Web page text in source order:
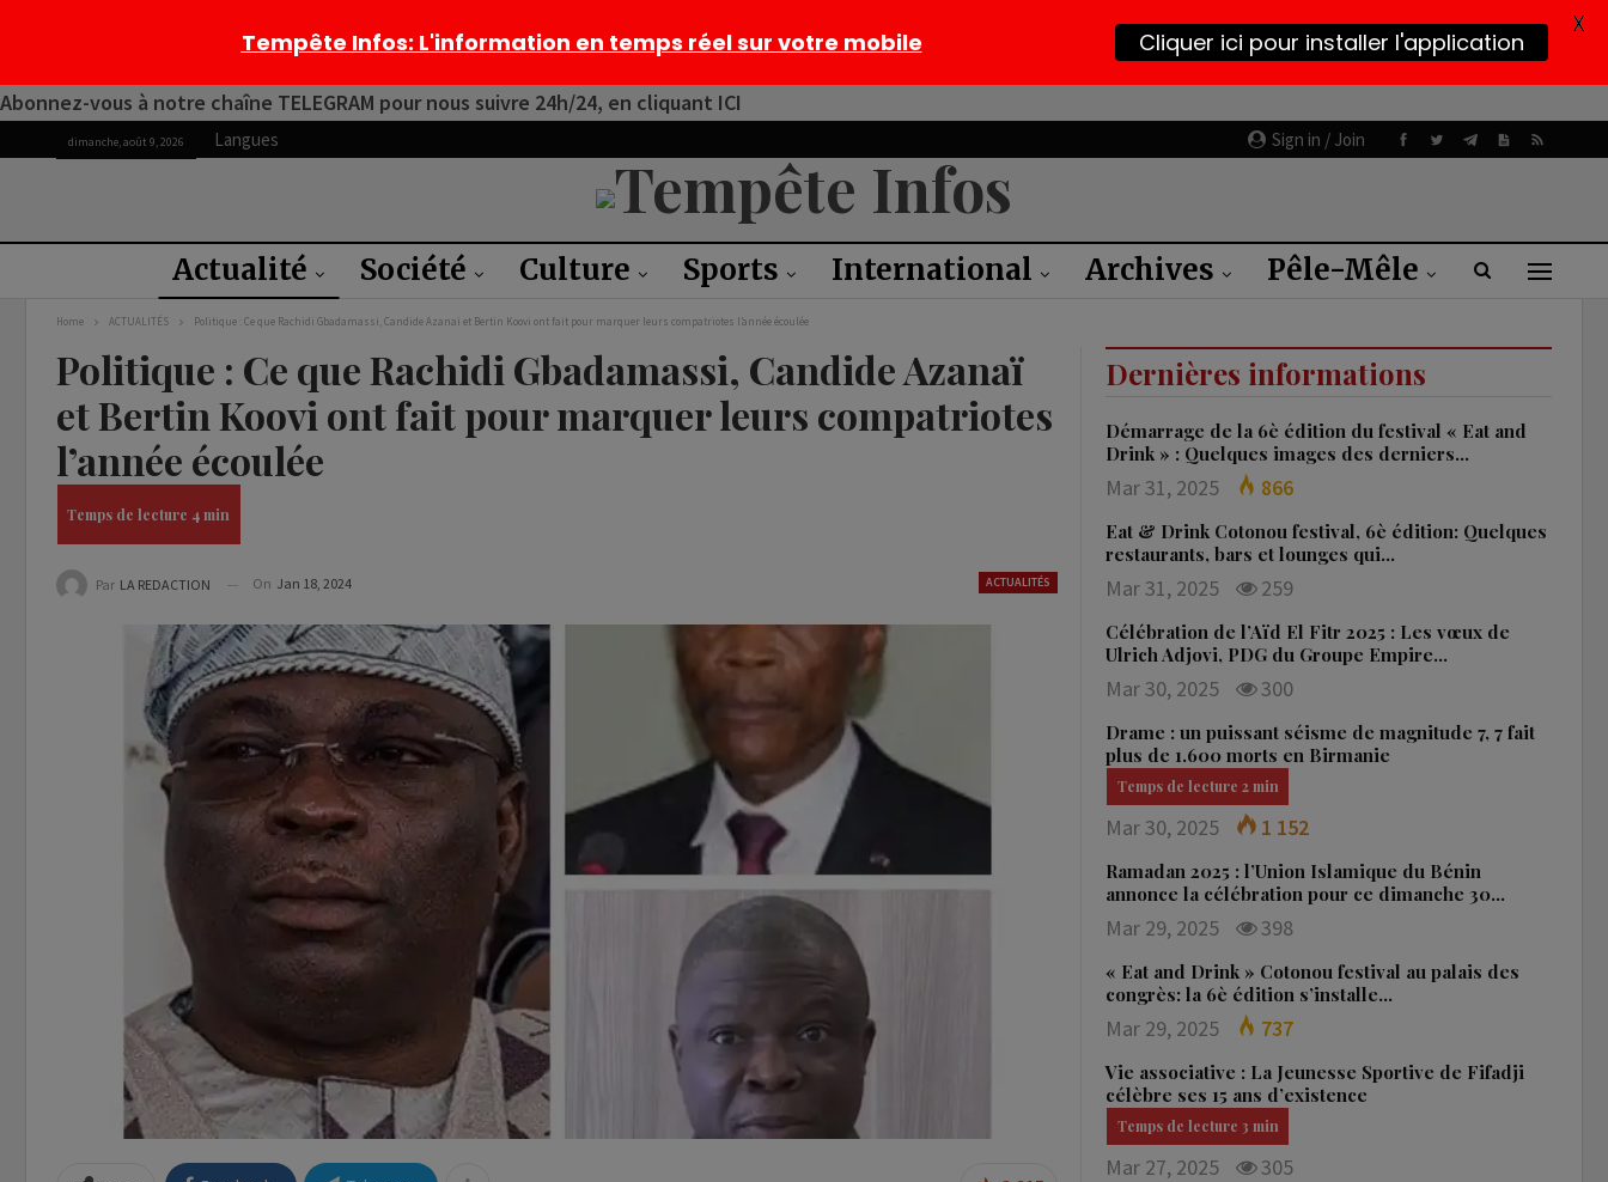
Abonnez-vous à notre chaîne TELEGRAM pour nous suivre 24h/24, en cliquant ICI
Sign in / Join
dimanche, août 9, 2026 Langues
Actualité Société Culture Sports International Archives Pêle-Mêle
Home ACTUALITÉS Politique : Ce que Rachidi Gbadamassi, Candide Azanaï et Bertin Koovi ont fait pour marquer leurs compatriotes l’année écoulée
Politique : Ce que Rachidi Gbadamassi, Candide Azanaï
et Bertin Koovi ont fait pour marquer leurs compatriotes
l’année écoulée
ACTUALITÉS
Par LA REDACTION On Jan 18, 2024
Dernières informations
Démarrage de la 6è édition du festival « Eat and
Drink » : Quelques images des derniers…
Mar 31, 2025 866
Eat & Drink Cotonou festival, 6è édition: Quelques
restaurants, bars et lounges qui…
Mar 31, 2025 259
Célébration de l’Aïd El Fitr 2025 : Les vœux de
Ulrich Adjovi, PDG du Groupe Empire…
Mar 30, 2025 300
Drame : un puissant séisme de magnitude 7, 7 fait
plus de 1.600 morts en Birmanie
Mar 30, 2025 1 152
Ramadan 2025 : l’Union Islamique du Bénin
annonce la célébration pour ce dimanche 30…
Mar 29, 2025 398
« Eat and Drink » Cotonou festival au palais des
congrès: la 6è édition s’installe…
Mar 29, 2025 737
Vie associative : La Jeunesse Sportive de Fifadji
célèbre ses 15 ans d’existence
Mar 27, 2025 305
Tempête Infos: L'information en temps réel sur votre mobile Cliquer ici pour installer l'application
X